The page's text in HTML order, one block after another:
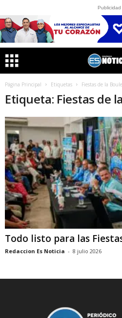
Publicidad
Página Principal Etiquetas Fiestas de la
Etiqueta: Fiestas de
Todo listo para las
Redaccion Es Noticia - 8 julio 2026